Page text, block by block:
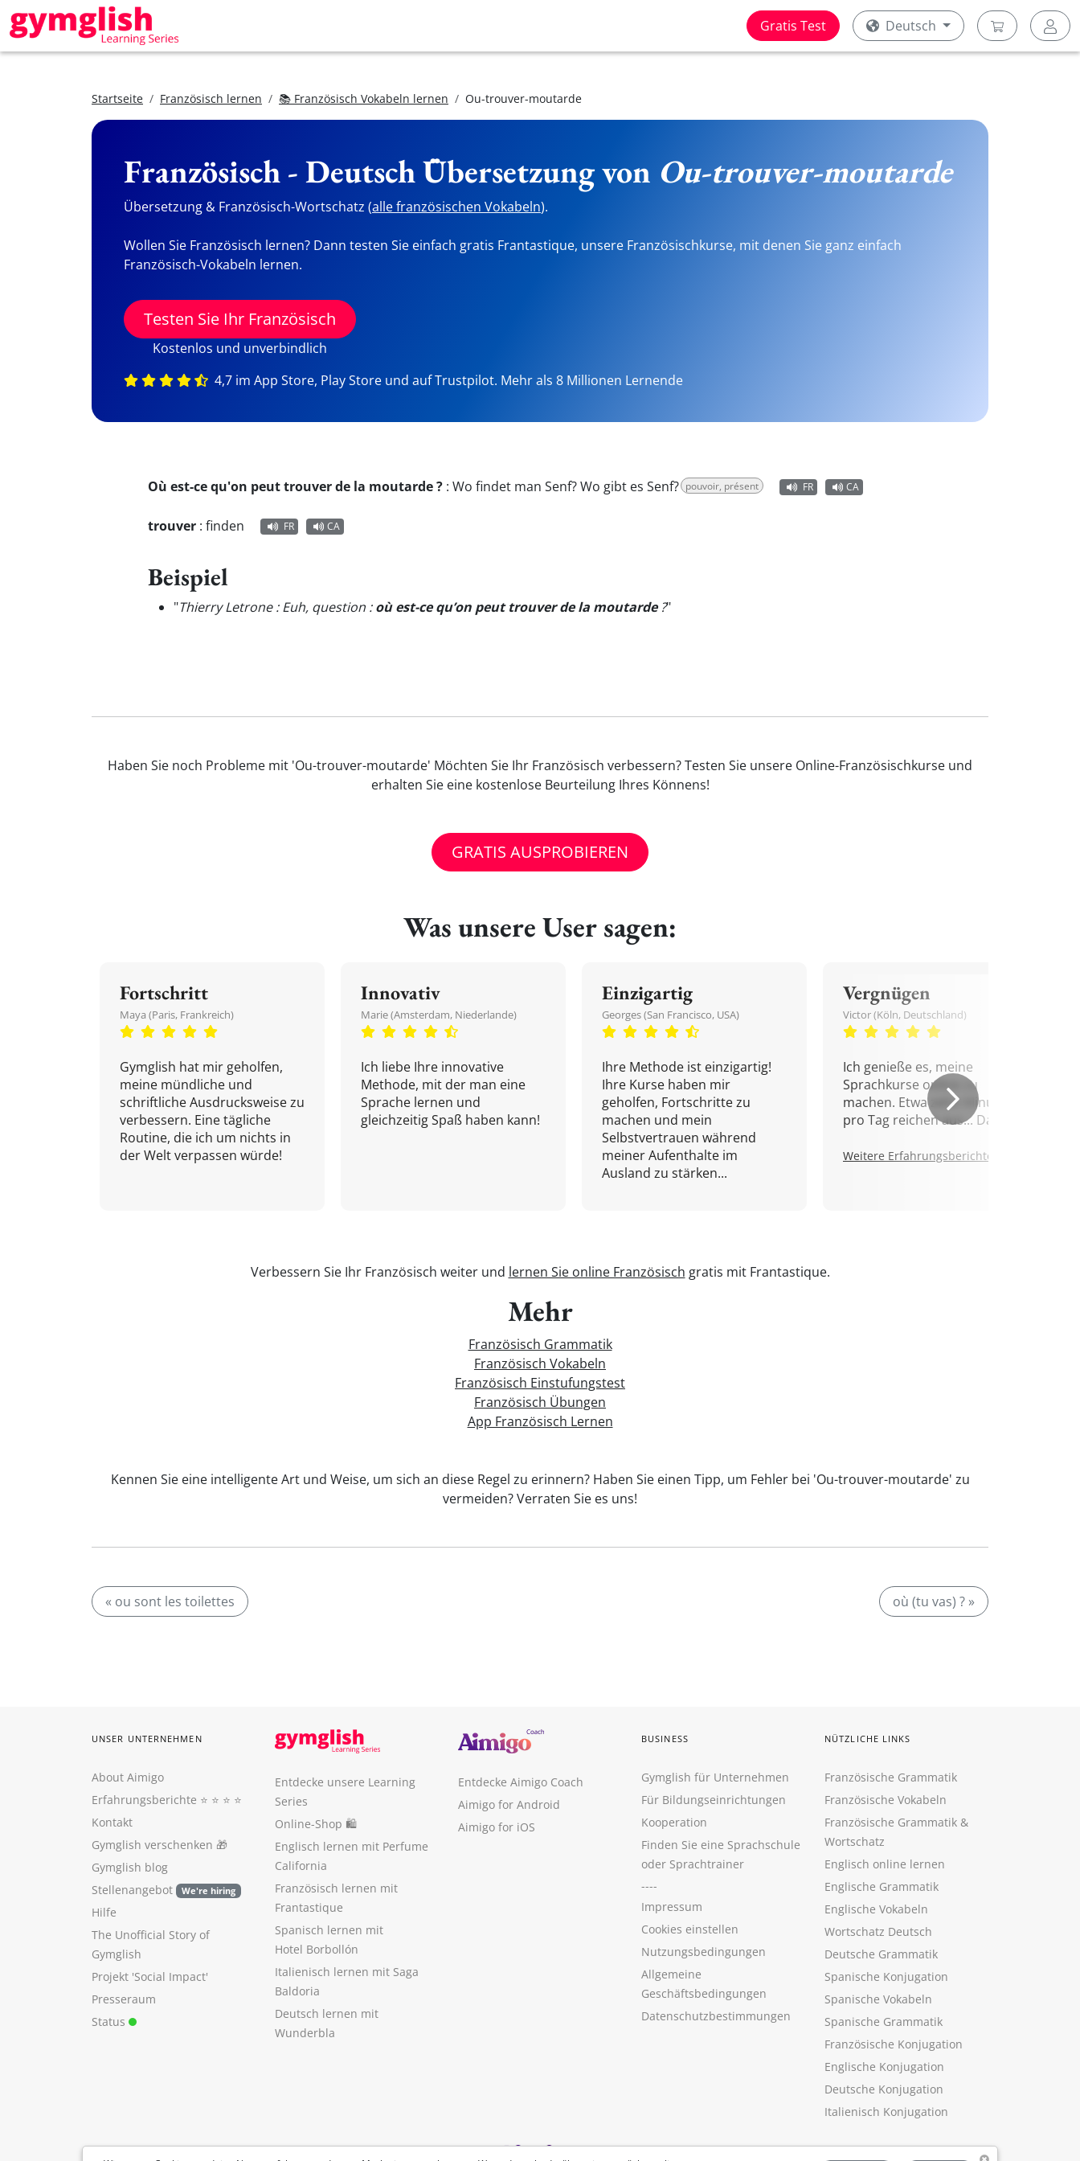
Gratis Test Deutsch
Startseite Französisch lernen 📚 Französisch Vokabeln lernen Ou-trouver-moutarde
Französisch - Deutsch Übersetzung von Ou-trouver-moutarde
Übersetzung & Französisch-Wortschatz (alle französischen Vokabeln).
Wollen Sie Französisch lernen? Dann testen Sie einfach gratis Frantastique, unsere Französischkurse, mit denen Sie ganz einfach
Französisch-Vokabeln lernen.
Testen Sie Ihr Französisch
Kostenlos und unverbindlich
4,7 im App Store, Play Store und auf Trustpilot. Mehr als 8 Millionen Lernende
Où est-ce qu'on peut trouver de la moutarde ? : Wo findet man Senf? Wo gibt es Senf? pouvoir, présent FR CA
trouver : finden FR CA
Beispiel
"Thierry Letrone : Euh, question :où est-ce qu’on peut trouver de la moutarde?"
Haben Sie noch Probleme mit 'Ou-trouver-moutarde' Möchten Sie Ihr Französisch verbessern? Testen Sie unsere Online-Französischkurse und
erhalten Sie eine kostenlose Beurteilung Ihres Könnens!
GRATIS AUSPROBIEREN
Was unsere User sagen:
Fortschritt
Maya (Paris, Frankreich)
Gymglish hat mir geholfen,
meine mündliche und
schriftliche Ausdrucksweise zu
verbessern. Eine tägliche
Routine, die ich um nichts in
der Welt verpassen würde!
Innovativ
Marie (Amsterdam, Niederlande)
Ich liebe Ihre innovative
Methode, mit der man eine
Sprache lernen und
gleichzeitig Spaß haben kann!
Einzigartig
Georges (San Francisco, USA)
Ihre Methode ist einzigartig!
Ihre Kurse haben mir
geholfen, Fortschritte zu
machen und mein
Selbstvertrauen während
meiner Aufenthalte im
Ausland zu stärken...
Vergnügen
Victor (Köln, Deutschland)
Ich genieße es, meine
Sprachkurse online zu
machen. Etwa zehn Minuten
pro Tag reichen aus... Danke!
Weitere Erfahrungsberichte.
Verbessern Sie Ihr Französisch weiter und lernen Sie online Französisch gratis mit Frantastique.
Mehr
Französisch Grammatik
Französisch Vokabeln
Französisch Einstufungstest
Französisch Übungen
App Französisch Lernen
Kennen Sie eine intelligente Art und Weise, um sich an diese Regel zu erinnern? Haben Sie einen Tipp, um Fehler bei 'Ou-trouver-moutarde' zu
vermeiden? Verraten Sie es uns!
« ou sont les toilettes où (tu vas) ? »
UNSER UNTERNEHMEN
About Aimigo
Erfahrungsberichte ⭐️ ⭐️ ⭐️ ⭐️
Kontakt
Gymglish verschenken 🎁
Gymglish blog
Stellenangebot
We're hiring
Hilfe
The Unofficial Story of
Gymglish
Projekt 'Social Impact'
Presseraum
Status
Entdecke unsere Learning
Series
Online-Shop 🛍
Englisch lernen mit Perfume
California
Französisch lernen mit
Frantastique
Spanisch lernen mit
Hotel Borbollón
Italienisch lernen mit Saga
Baldoria
Deutsch lernen mit
Wunderbla
Entdecke Aimigo Coach
Aimigo for Android
Aimigo for iOS
BUSINESS
Gymglish für Unternehmen
Für Bildungseinrichtungen
Kooperation
Finden Sie eine Sprachschule
oder Sprachtrainer
----
Impressum
Cookies einstellen
Nutzungsbedingungen
Allgemeine
Geschäftsbedingungen
Datenschutzbestimmungen
NÜTZLICHE LINKS
Französische Grammatik
Französische Vokabeln
Französische Grammatik &
Wortschatz
Englisch online lernen
Englische Grammatik
Englische Vokabeln
Wortschatz Deutsch
Deutsche Grammatik
Spanische Konjugation
Spanische Vokabeln
Spanische Grammatik
Französische Konjugation
Englische Konjugation
Deutsche Konjugation
Italienisch Konjugation